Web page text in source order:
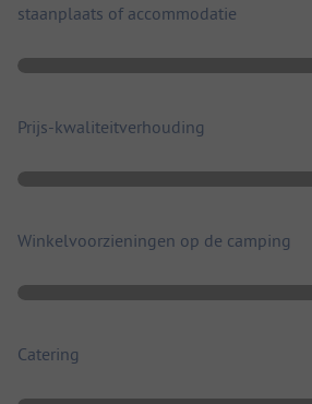
staanplaats of accommodatie
Prijs-kwaliteitverhouding
Winkelvoorzieningen op de camping
Catering